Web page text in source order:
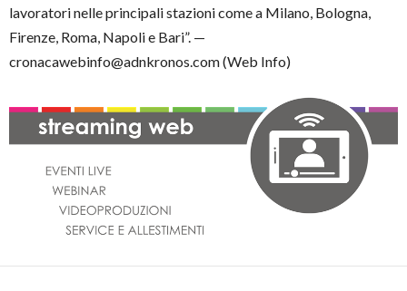
lavoratori nelle principali stazioni come a Milano, Bologna,
Firenze, Roma, Napoli e Bari”. —
cronacawebinfo@adnkronos.com (Web Info)